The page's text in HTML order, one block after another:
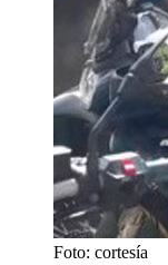
Foto: cortesía